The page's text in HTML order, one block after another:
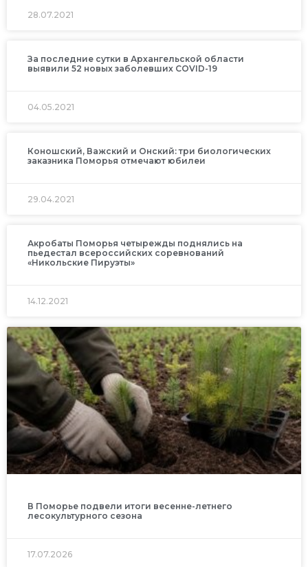
28.07.2021
За последние сутки в Архангельской области
выявили 52 новых заболевших COVID-19
04.05.2021
Коношский, Важский и Онский: три биологических
заказника Поморья отмечают юбилеи
29.04.2021
Акробаты Поморья четырежды поднялись на
пьедестал всероссийских соревнований
«Никольские Пируэты»
14.12.2021
В Поморье подвели итоги весенне-летнего
лесокультурного сезона
17.07.2026